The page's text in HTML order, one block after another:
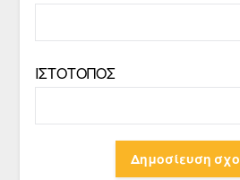
ΙΣΤΌΤΟΠΟΣ